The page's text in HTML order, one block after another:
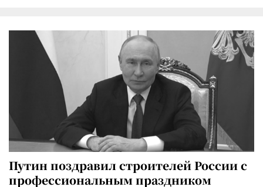
Путин поздравил строителей России с
профессиональным праздником